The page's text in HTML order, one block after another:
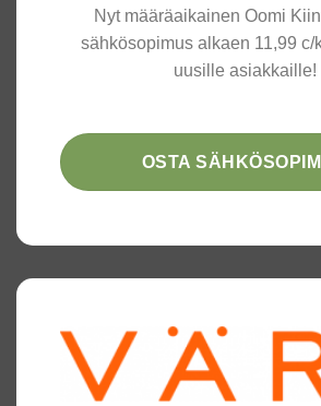
Nyt määräaikainen Oomi
sähkösopimus alkaen 11,99 c/
uusille asiakkaille!
OSTA